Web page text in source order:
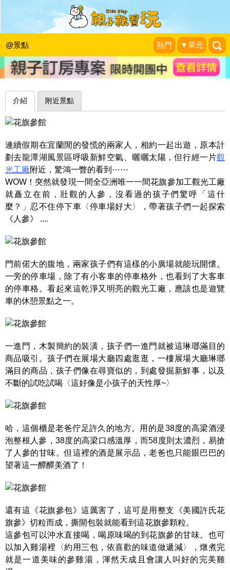
@景點 熱門 ▼單元
陪伴孩子一起成長、學習人參～宜蘭花
旗參館
睡天使醒惡魔成長日誌|2016-10-29
介紹 附近景點
連續假期在宜蘭閒的發慌的兩家人，相約一起出遊，原本計
劃去龍潭湖風景區呼吸新鮮空氣、曬曬太陽，但行經一片觀
光工廠附近，驚鴻一瞥的看到⋯⋯
WOW！突然就發現一間全亞洲唯一一間花旗參加工觀光工廠
就矗立在前，壯觀的人參，沒看過的孩子們驚呼「這什
麼？」忍不住停下車〈停車場好大〉，帶著孩子們一起探索
《人參》 ....
門前偌大的腹地，兩家孩子們有這樣的小廣場就能玩開懷。
一旁的停車場，除了有小客車的停車格外，也看到了大客車
的停車格。看起來這乾淨又明亮的觀光工廠，應該也是遊覽
車的休憩景點之一。
一進門，木製簡約的裝潢，孩子們一進門就被這琳瑯滿目的
商品吸引。孩子們在展場大廳四處逛逛，一樓展場大廳琳瑯
滿目的商品，孩子們像在尋寶似的，到處發掘新鮮事，以及
不斷的試吃試喝〈這好像是小孩子的天性厚~〉
哈，這個櫃是老爸佇足許久的地方。用的是38度的高梁酒浸
泡整根人參，38度的高梁口感溫厚，而58度則太濃烈，易搶
了人參的甘味。但這裡的酒是展示品，老爸也只能眼巴巴的
望著這一醰醰美酒了！
還有這《花旗參包》這厲害了，這可是用整支《美國許氏花
旗參》切粒而成，撕開包裝就能看到這花旗參顆粒。
這參包可以沖水直接喝，喝原味喝的到花旗參的甘味。也可
以加入雞湯裡〈約用三包，依喜歡的味道做遞減〉，燉煮完
就是一道美味的參雞湯，渾然天成且會讓人叫好的完美雞